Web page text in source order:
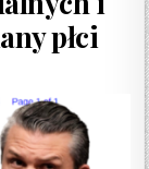
płci